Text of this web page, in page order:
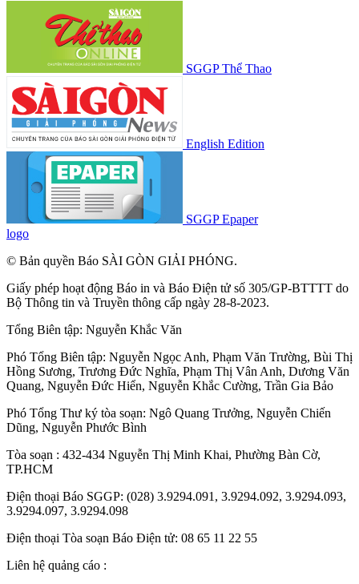
SGGP Thể Thao
English Edition
SGGP Epaper
logo
© Bản quyền Báo SÀI GÒN GIẢI PHÓNG.
Giấy phép hoạt động Báo in và Báo Điện tử số 305/GP-BTTTT do
Bộ Thông tin và Truyền thông cấp ngày 28-8-2023.
Tổng Biên tập: Nguyễn Khắc Văn
Phó Tổng Biên tập: Nguyễn Ngọc Anh, Phạm Văn Trường, Bùi Thị
Hồng Sương, Trương Đức Nghĩa, Phạm Thị Vân Anh, Dương Văn
Quang, Nguyễn Đức Hiển, Nguyễn Khắc Cường, Trần Gia Bảo
Phó Tổng Thư ký tòa soạn: Ngô Quang Trưởng, Nguyễn Chiến
Dũng, Nguyễn Phước Bình
Tòa soạn : 432-434 Nguyễn Thị Minh Khai, Phường Bàn Cờ,
TP.HCM
Điện thoại Báo SGGP: (028) 3.9294.091, 3.9294.092, 3.9294.093,
3.9294.097, 3.9294.098
Điện thoại Tòa soạn Báo Điện tử: 08 65 11 22 55
Liên hệ quảng cáo :